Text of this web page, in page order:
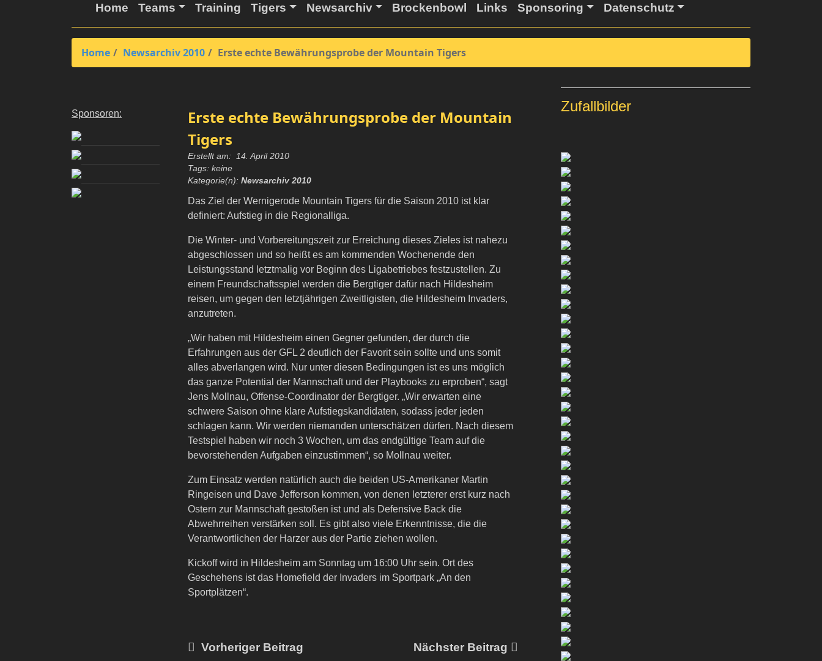
Home Teams Training Tigers Newsarchiv Brockenbowl Links Sponsoring Datenschutz
Home Newsarchiv 2010 Erste echte Bewährungsprobe der Mountain Tigers
Sponsoren:
Erste echte Bewährungsprobe der Mountain
Tigers
Erstellt am: 14. April 2010
Tags: keine
Kategorie(n): Newsarchiv 2010
Das Ziel der Wernigerode Mountain Tigers für die Saison 2010 ist klar
definiert: Aufstieg in die Regionalliga.
Die Winter- und Vorbereitungszeit zur Erreichung dieses Zieles ist nahezu
abgeschlossen und so heißt es am kommenden Wochenende den
Leistungsstand letztmalig vor Beginn des Ligabetriebes festzustellen. Zu
einem Freundschaftsspiel werden die Bergtiger dafür nach Hildesheim
reisen, um gegen den letztjährigen Zweitligisten, die Hildesheim Invaders,
anzutreten.
„Wir haben mit Hildesheim einen Gegner gefunden, der durch die
Erfahrungen aus der GFL 2 deutlich der Favorit sein sollte und uns somit
alles abverlangen wird. Nur unter diesen Bedingungen ist es uns möglich
das ganze Potential der Mannschaft und der Playbooks zu erproben“, sagt
Jens Mollnau, Offense-Coordinator der Bergtiger. „Wir erwarten eine
schwere Saison ohne klare Aufstiegskandidaten, sodass jeder jeden
schlagen kann. Wir werden niemanden unterschätzen dürfen. Nach diesem
Testspiel haben wir noch 3 Wochen, um das endgültige Team auf die
bevorstehenden Aufgaben einzustimmen“, so Mollnau weiter.
Zum Einsatz werden natürlich auch die beiden US-Amerikaner Martin
Ringeisen und Dave Jefferson kommen, von denen letzterer erst kurz nach
Ostern zur Mannschaft gestoßen ist und als Defensive Back die
Abwehrreihen verstärken soll. Es gibt also viele Erkenntnisse, die die
Verantwortlichen der Harzer aus der Partie ziehen wollen.
Kickoff wird in Hildesheim am Sonntag um 16:00 Uhr sein. Ort des
Geschehens ist das Homefield der Invaders im Sportpark „An den
Sportplätzen“.
Vorheriger Beitrag Nächster Beitrag
Zufallbilder